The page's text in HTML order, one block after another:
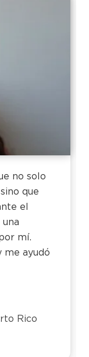
no solo
que
el
mí.
ayudó
Rico